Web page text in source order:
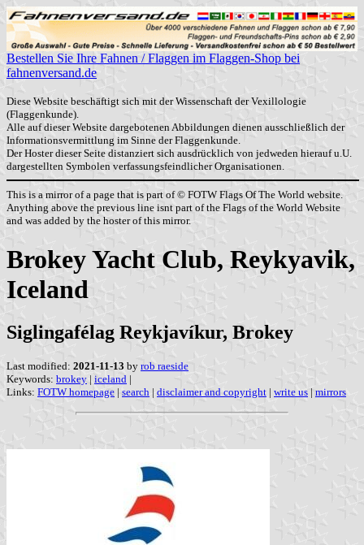
Bestellen Sie Ihre Fahnen / Flaggen im Flaggen-Shop bei
fahnenversand.de
Diese Website beschäftigt sich mit der Wissenschaft der Vexillologie
(Flaggenkunde).
Alle auf dieser Website dargebotenen Abbildungen dienen ausschließlich der
Informationsvermittlung im Sinne der Flaggenkunde.
Der Hoster dieser Seite distanziert sich ausdrücklich von jedweden hierauf u.U.
dargestellten Symbolen verfassungsfeindlicher Organisationen.
This is a mirror of a page that is part of © FOTW Flags Of The World website.
Anything above the previous line isnt part of the Flags of the World Website
and was added by the hoster of this mirror.
Brokey Yacht Club, Reykyavik,
Iceland
Siglingafélag Reykjavíkur, Brokey
Last modified: 2021-11-13 by rob raeside
Keywords: brokey | iceland |
Links: FOTW homepage | search | disclaimer and copyright | write us | mirrors